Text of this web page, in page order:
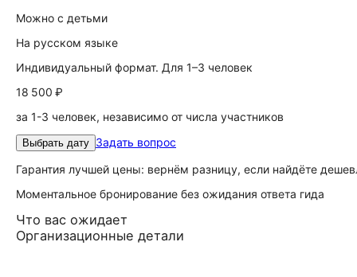
Можно с детьми
На русском языке
Индивидуальный формат. Для 1–3 человек
18 500 ₽
за 1-3 человек, независимо от числа участников
Выбрать дату Задать вопрос
Гарантия лучшей цены: вернём разницу, если найдёте
Моментальное бронирование без ожидания ответа гида
Что вас ожидает
Организационные детали